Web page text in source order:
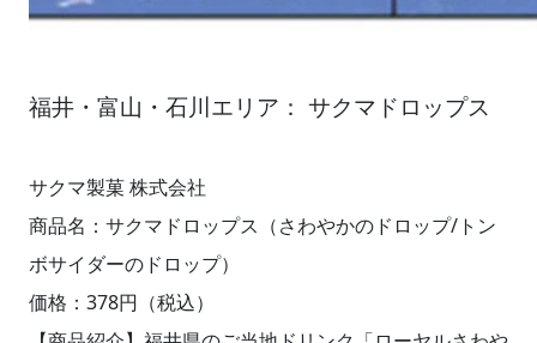
福井・富山・石川エリア： サクマドロップス
サクマ製菓 株式会社
商品名：サクマドロップス（さわやかのドロップ/トン
ボサイダーのドロップ）
価格：378円（税込）